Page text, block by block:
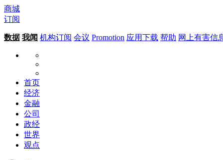
商城
订阅
数据 我闻 机构订阅 会议 Promotion 应用下载 帮助 网上有害信
首页
经济
金融
公司
政经
世界
观点